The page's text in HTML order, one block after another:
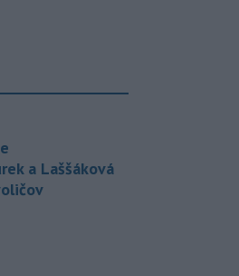
a Laššáková